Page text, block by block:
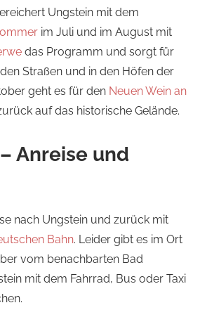
Ungstein mit dem
im Juli und im August mit
das Programm und sorgt für
Straßen und in den Höfen der
geht es für den Neuen Wein an
auf das historische Gelände.
Anreise und
nach Ungstein und zurück mit
Bahn. Leider gibt es im Ort
vom benachbarten Bad
mit dem Fahrrad, Bus oder Taxi